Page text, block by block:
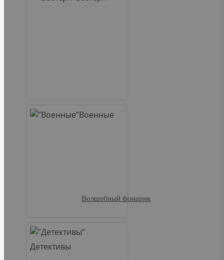
Военные
Детективы
Волшебный фонарик